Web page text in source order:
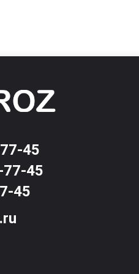
45
45
45